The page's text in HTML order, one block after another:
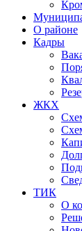
О районе
Кадры
ЖКХ
ТИК
О